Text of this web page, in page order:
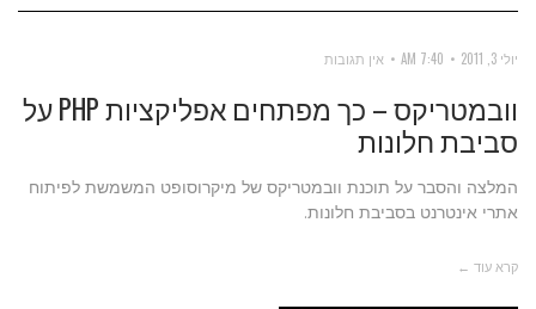
יולי 3, 2011 7:40 AM אין תגובות
וובמטריקס – כך מפתחים אפליקציות PHP על
סביבת חלונות
המלצה והסבר על תוכנת וובמטריקס של מיקרוסופט המשמשת לפיתוח
אתרי אינטרנט בסביבת חלונות.
קרא עוד ←